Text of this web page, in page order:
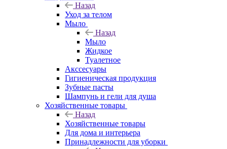
Назад
Уход за телом
Мыло
Назад
Мыло
Жидкое
Туалетное
Акссесуары
Гигиеническая продукция
Зубные пасты
Шампунь и гели для душа
Хозяйственные товары
Назад
Хозяйственные товары
Для дома и интерьера
Принадлежности для уборки